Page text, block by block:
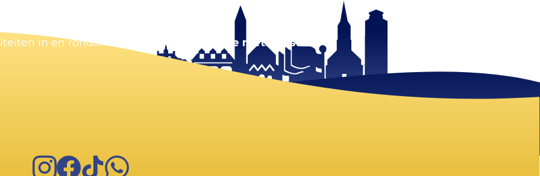
in en rondom Zandvoort. Zorg dat je niets mist!
InstagramFacebook
TikTokWhatsApp